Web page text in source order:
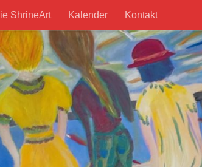
ShrineArt Kalender Kontakt